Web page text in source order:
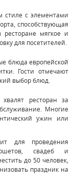
стиле с элементами
способствующая
мягкое и
для посетителей.
блюда европейской
Гости отмечают
выбор блюд.
ресторан за
Многие
ужин или
для проведения
свадеб и
до 50 человек,
праздник на